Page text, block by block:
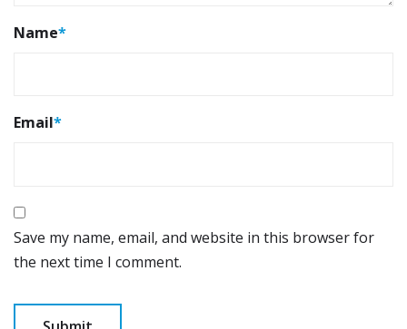
Name*
Email*
Save my name, email, and website in this browser for
the next time I comment.